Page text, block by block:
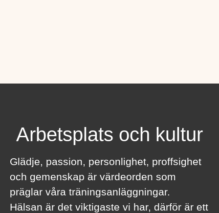
Arbetsplats och kultur
Glädje, passion, personlighet, proffsighet
och gemenskap är värdeorden som
präglar våra träningsanläggningar.
Hälsan är det viktigaste vi har, därför är ett